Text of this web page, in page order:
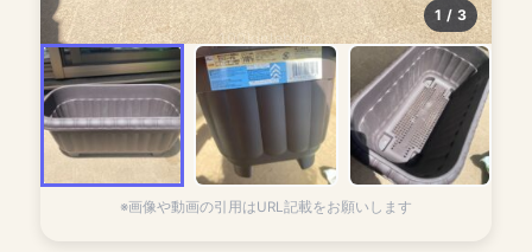
100kinlab.jp
1 / 3
※画像や動画の引用はURL記載をお願いします